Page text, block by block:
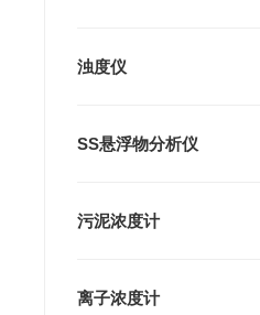
浊度仪
SS悬浮物分析仪
污泥浓度计
离子浓度计